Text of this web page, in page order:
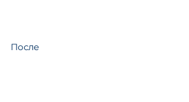
После